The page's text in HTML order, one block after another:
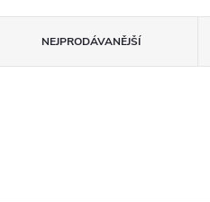
NEJPRODÁVANĚJŠÍ